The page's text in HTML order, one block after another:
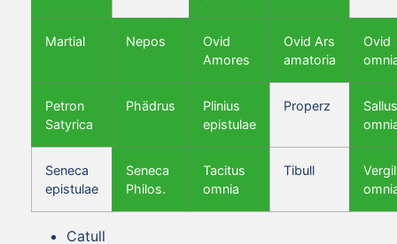
Martial Nepos
Ovid
Amores
Ovid Ars
amatoria
Ovid
Petron
Satyrica
Phädrus
Plinius
epistulae
Properz
Seneca
epistulae
Seneca
Philos.
Tacitus
omnia
Tibull
Vergil
Catull